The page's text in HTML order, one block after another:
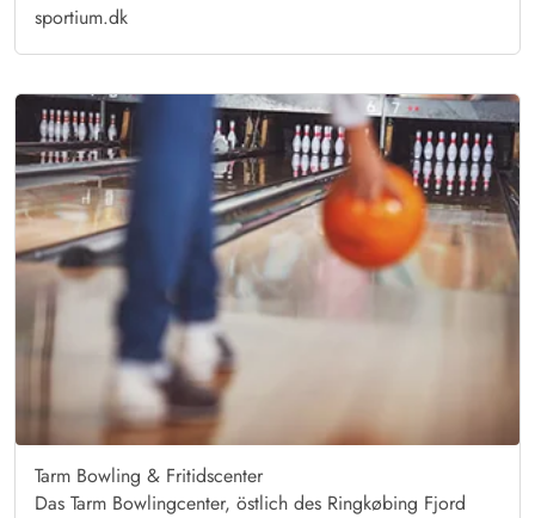
sportium.dk
Tarm Bowling & Fritidscenter
Das Tarm Bowlingcenter, östlich des Ringkøbing Fjord